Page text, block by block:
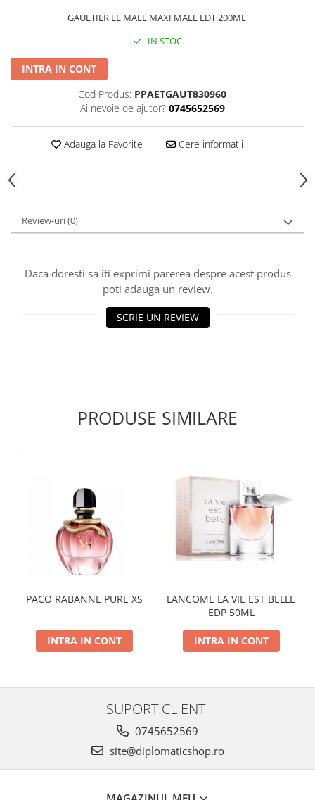
GAULTIER LE MALE MAXI MALE EDT 200ML
IN STOC
INTRA IN CONT
Cod Produs: PPAETGAUT830960
Ai nevoie de ajutor? 0745652569
Adauga la Favorite Cere informatii
Review-uri(0)
Daca doresti sa iti exprimi parerea despre acest produs
poti adauga un review.
SCRIE UN REVIEW
PRODUSE SIMILARE
PACO RABANNE PURE XS
INTRA IN CONT
LANCOME LA VIE EST BELLE
EDP 50ML
INTRA IN CONT
SUPORT CLIENTI
0745652569
site@diplomaticshop.ro